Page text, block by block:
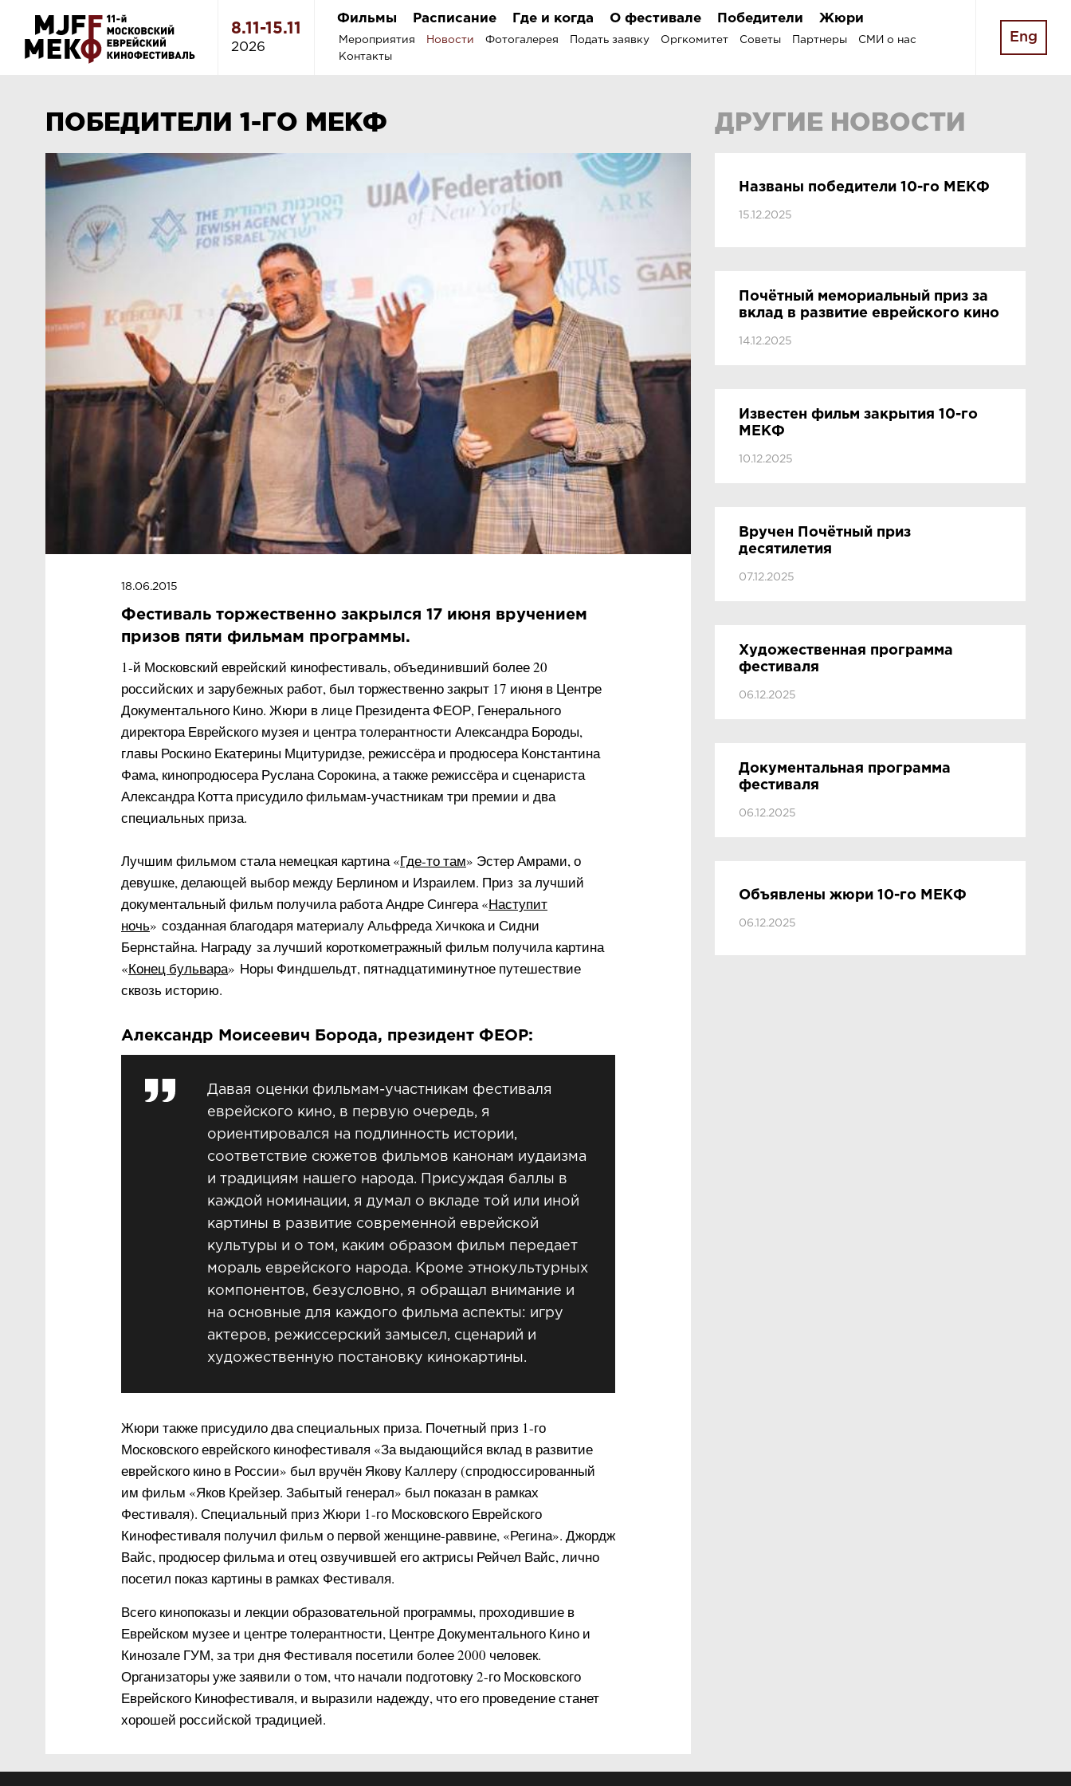
8.11-15.11
2026
Фильмы Расписание Где и когда О фестивале Победители Жюри
Мероприятия Новости Фотогалерея Подать заявку Оргкомитет Советы Партнеры
СМИ о нас
Контакты
Eng
ПОБЕДИТЕЛИ 1-ГО МЕКФ ДРУГИЕ НОВОСТИ
18.06.2015
Фестиваль торжественно закрылся 17 июня вручением
призов пяти фильмам программы.
1-й Московский еврейский кинофестиваль, объединивший более 20
российских и зарубежных работ, был торжественно закрыт 17 июня в Центре
Документального Кино. Жюри в лице Президента ФЕОР, Генерального
директора Еврейского музея и центра толерантности Александра Бороды,
главы Роскино Екатерины Мцитуридзе, режиссёра и продюсера Константина
Фама, кинопродюсера Руслана Сорокина, а также режиссёра и сценариста
Александра Котта присудило фильмам-участникам три премии и два
специальных приза.
Лучшим фильмом стала немецкая картина «Где-то там» Эстер Амрами, о
девушке, делающей выбор между Берлином и Израилем. Приз за лучший
документальный фильм получила работа Андре Сингера «Наступит
ночь» созданная благодаря материалу Альфреда Хичкока и Сидни
Бернстайна. Награду за лучший короткометражный фильм получила картина
«Конец бульвара» Норы Финдшельдт, пятнадцатиминутное путешествие
сквозь историю.
Александр Моисеевич Борода, президент ФЕОР:
Давая оценки фильмам-участникам фестиваля
еврейского кино, в первую очередь, я
ориентировался на подлинность истории,
соответствие сюжетов фильмов канонам иудаизма
и традициям нашего народа. Присуждая баллы в
каждой номинации, я думал о вкладе той или иной
картины в развитие современной еврейской
культуры и о том, каким образом фильм передает
мораль еврейского народа. Кроме этнокультурных
компонентов, безусловно, я обращал внимание и
на основные для каждого фильма аспекты: игру
актеров, режиссерский замысел, сценарий и
художественную постановку кинокартины.
Жюри также присудило два специальных приза. Почетный приз 1-го
Московского еврейского кинофестиваля «За выдающийся вклад в развитие
еврейского кино в России» был вручён Якову Каллеру (спродюссированный
им фильм «Яков Крейзер. Забытый генерал» был показан в рамках
Фестиваля). Специальный приз Жюри 1-го Московского Еврейского
Кинофестиваля получил фильм о первой женщине-раввине, «Регина». Джордж
Вайс, продюсер фильма и отец озвучившей его актрисы Рейчел Вайс, лично
посетил показ картины в рамках Фестиваля.
Всего кинопоказы и лекции образовательной программы, проходившие в
Еврейском музее и центре толерантности, Центре Документального Кино и
Кинозале ГУМ, за три дня Фестиваля посетили более 2000 человек.
Организаторы уже заявили о том, что начали подготовку 2-го Московского
Еврейского Кинофестиваля, и выразили надежду, что его проведение станет
хорошей российской традицией.
Названы победители 10-го МЕКФ
15.12.2025
Почётный мемориальный приз за
вклад в развитие еврейского кино
14.12.2025
Известен фильм закрытия 10-го
МЕКФ
10.12.2025
Вручен Почётный приз
десятилетия
07.12.2025
Художественная программа
фестиваля
06.12.2025
Документальная программа
фестиваля
06.12.2025
Объявлены жюри 10-го МЕКФ
06.12.2025